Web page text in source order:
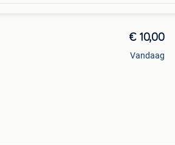
€ 10,00
Vandaag